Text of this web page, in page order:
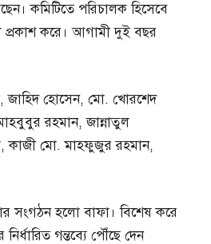
কমিটিতে পরিচালক হিসেবে
প্রকাশ করে। আগামী দুই বছর
জাহিদ হোসেন, মো. খোরশেদ
রহমান, জান্নাতুল
মো. মাহফুজুর রহমান,
সংগঠন হলো বাফা। বিশেষ করে
গন্তব্যে পৌঁছে দেন